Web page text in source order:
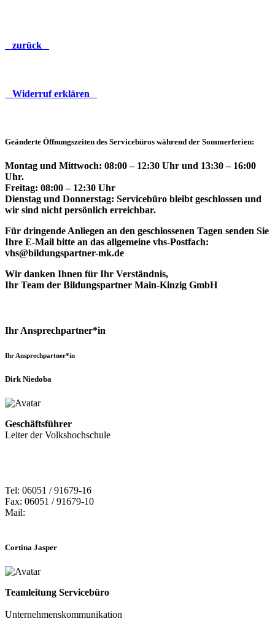
zurück
Widerruf erklären
Geänderte Öffnungszeiten des Servicebüros während der Sommerferien:
Montag und Mittwoch: 08:00 – 12:30 Uhr und 13:30 – 16:00
Uhr.
Freitag: 08:00 – 12:30 Uhr
Dienstag und Donnerstag: Servicebüro bleibt geschlossen und
wir sind nicht persönlich erreichbar.
Für dringende Anliegen an den geschlossenen Tagen senden Sie
Ihre E-Mail bitte an das allgemeine vhs-Postfach:
vhs@bildungspartner-mk.de
Wir danken Ihnen für Ihr Verständnis,
Ihr Team der Bildungspartner Main-Kinzig GmbH
Ihr Ansprechpartner*in
Ihr Ansprechpartner*in
Dirk Niedoba
Geschäftsführer
Leiter der Volkshochschule
Tel: 06051 / 91679-16
Fax: 06051 / 91679-10
Mail:
Cortina Jasper
Teamleitung Servicebüro
Unternehmenskommunikation